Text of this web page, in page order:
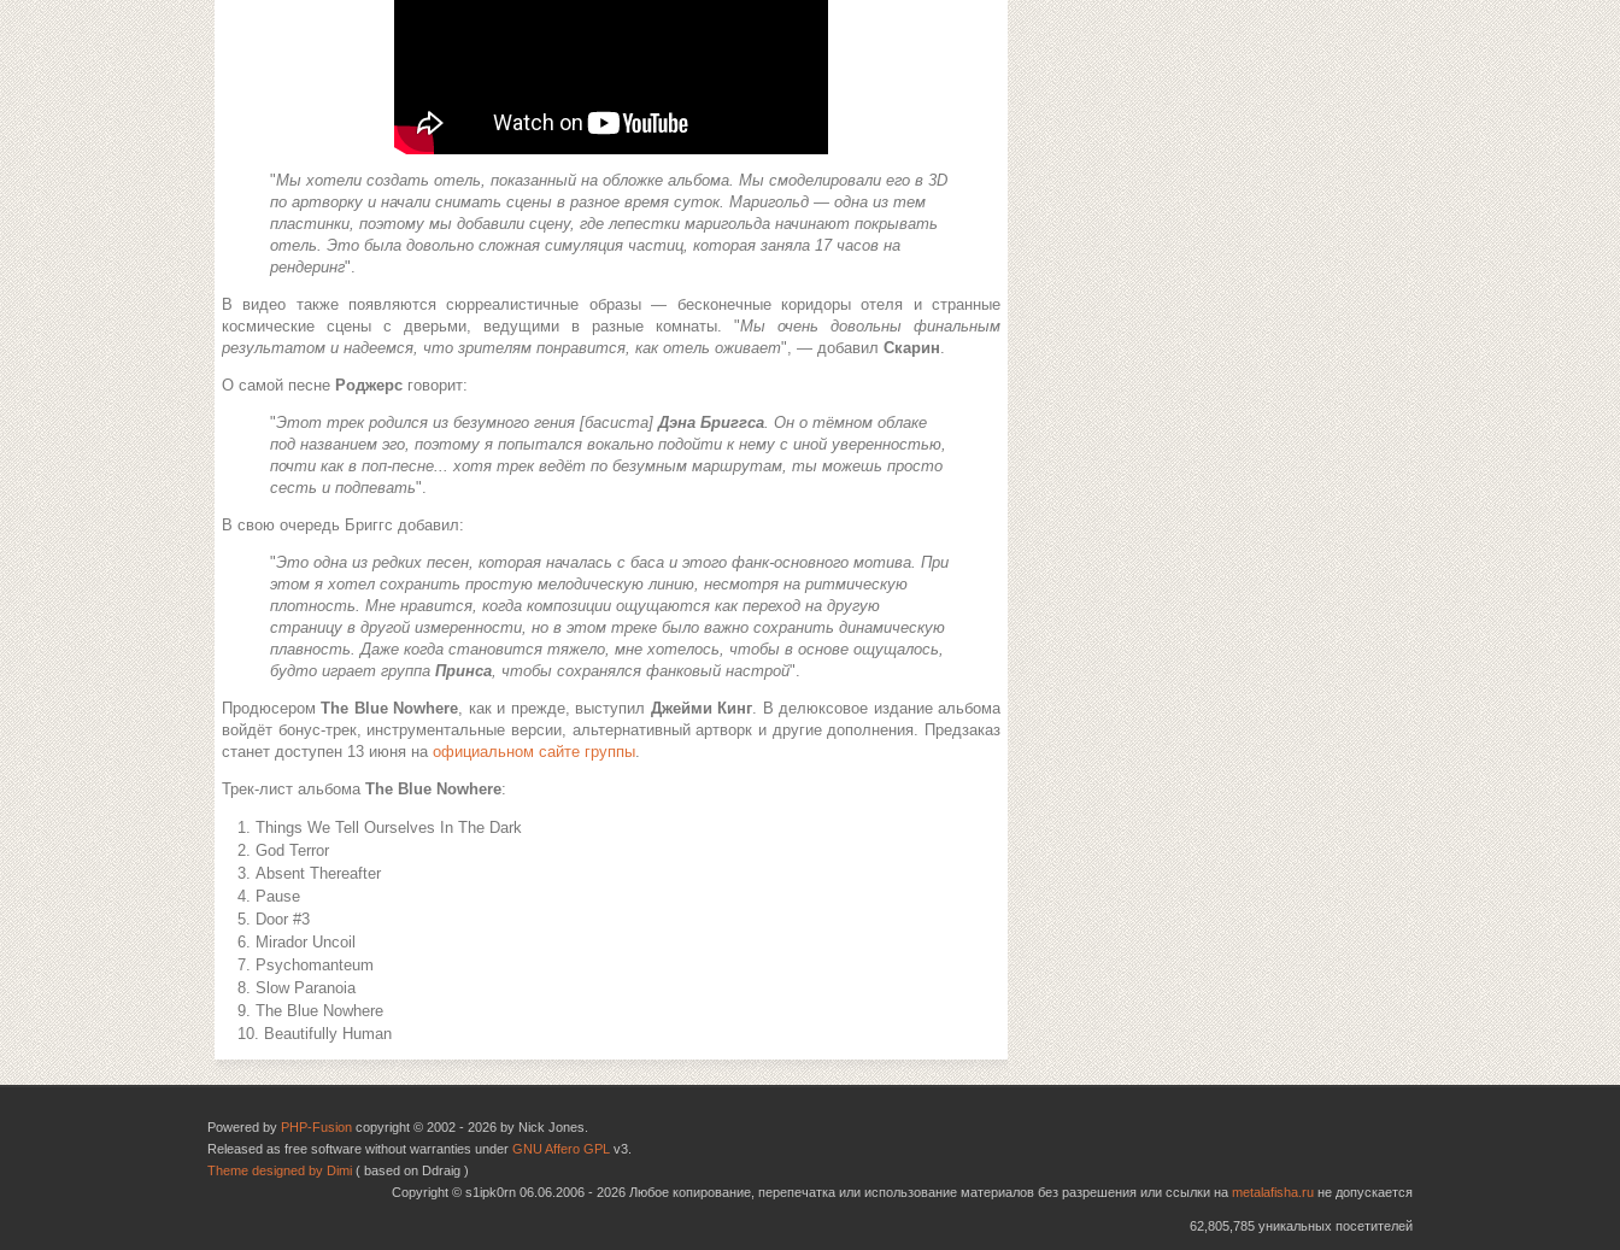
"Мы хотели создать отель, показанный на обложке альбома. Мы смоделировали его в 3D
по артворку и начали снимать сцены в разное время суток. Маригольд — одна из тем
пластинки, поэтому мы добавили сцену, где лепестки маригольда начинают покрывать
отель. Это была довольно сложная симуляция частиц, которая заняла 17 часов на
рендеринг".
В видео также появляются сюрреалистичные образы — бесконечные коридоры отеля и странные
космические сцены с дверьми, ведущими в разные комнаты. "Мы очень довольны финальным
результатом и надеемся, что зрителям понравится, как отель оживает", — добавил Скарин.
О самой песне Роджерс говорит:
"Этот трек родился из безумного гения [басиста]Дэна Бриггса. Он о тёмном облаке
под названием эго, поэтому я попытался вокально подойти к нему с иной уверенностью,
почти как в поп-песне... хотя трек ведёт по безумным маршрутам, ты можешь просто
сесть и подпевать".
В свою очередь Бриггс добавил:
"Это одна из редких песен, которая началась с баса и этого фанк-основного мотива. При
этом я хотел сохранить простую мелодическую линию, несмотря на ритмическую
плотность. Мне нравится, когда композиции ощущаются как переход на другую
страницу в другой измеренности, но в этом треке было важно сохранить динамическую
плавность. Даже когда становится тяжело, мне хотелось, чтобы в основе ощущалось,
будто играет группа Принса, чтобы сохранялся фанковый настрой".
ПродюсеромThe Blue Nowhere, как и прежде, выступил Джейми Кинг. В делюксовое издание альбома
войдёт бонус-трек, инструментальные версии, альтернативный артворк и другие дополнения. Предзаказ
станет доступен 13 июня на официальном сайте группы.
Трек-лист альбома The Blue Nowhere:
Things We Tell Ourselves In The Dark
God Terror
Absent Thereafter
Pause
Door #3
Mirador Uncoil
Psychomanteum
Slow Paranoia
The Blue Nowhere
Beautifully Human
Powered by PHP-Fusion copyright © 2002 - 2026 by Nick Jones.
Released as free software without warranties under GNU Affero GPL v3.
Theme designed by Dimi ( based on Ddraig )
Copyright © s1ipk0rn 06.06.2006 - 2026 Любое копирование, перепечатка или использование материалов без разрешения или ссылки на metalafisha.ru не допускается
62,805,785 уникальных посетителей